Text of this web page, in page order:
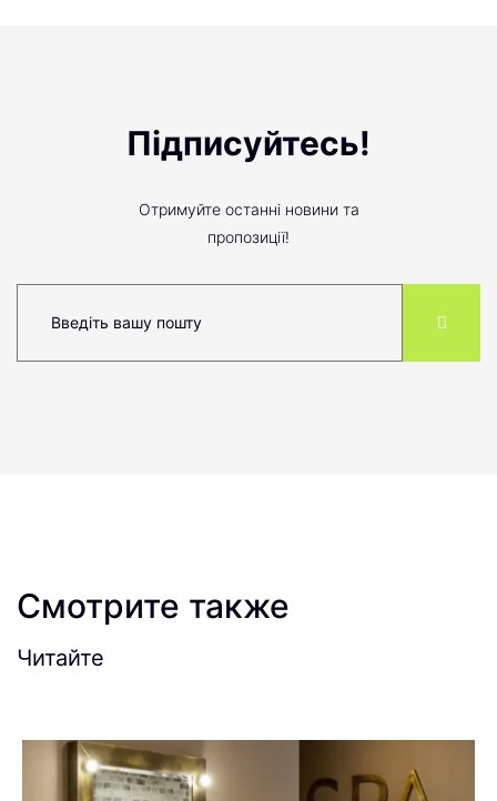
Підписуйтесь!
Отримуйте останні новини та
пропозиції!
Смотрите также
Читайте